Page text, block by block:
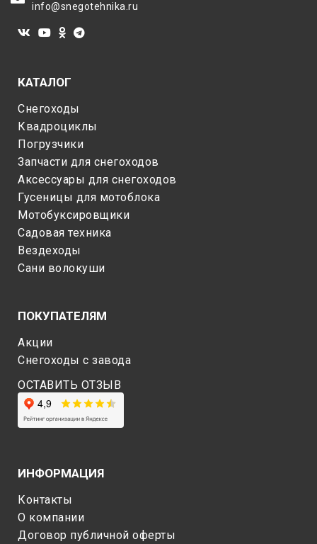
info@snegotehnika.ru
КАТАЛОГ
Снегоходы
Квадроциклы
Погрузчики
Запчасти для снегоходов
Аксессуары для снегоходов
Гусеницы для мотоблока
Мотобуксировщики
Садовая техника
Вездеходы
Сани волокуши
ПОКУПАТЕЛЯМ
Акции
Снегоходы c завода
ОСТАВИТЬ ОТЗЫВ
ИНФОРМАЦИЯ
Контакты
О компании
Договор публичной оферты